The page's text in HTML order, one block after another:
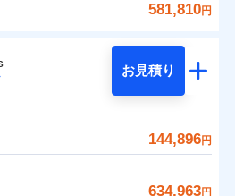
災保険は、補償の組合せが自
絞って選べます。
（全半損時のみ）」で、地震
象外）。
581,810円
社
社のおすすめポイント
一括）内訳
お見積り
144,896円
634,963円